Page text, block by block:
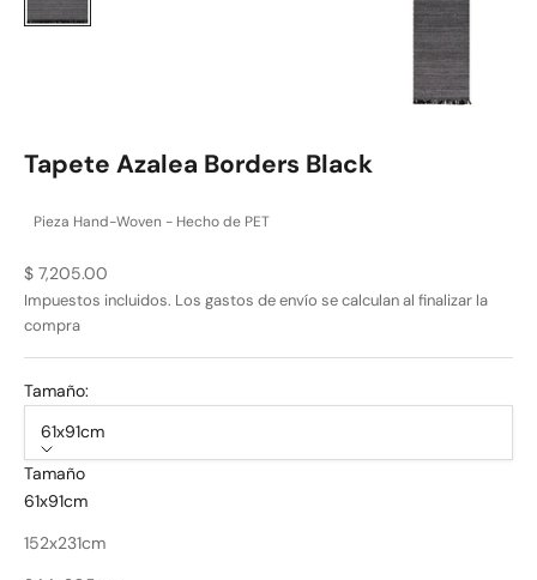
Tapete Azalea Borders Black
Pieza Hand-Woven - Hecho de PET
Precio de oferta
$ 7,205.00
Impuestos incluidos. Los gastos de envío se calculan al finalizar la
compra
Tamaño:
61x91cm
Tamaño
61x91cm
152x231cm